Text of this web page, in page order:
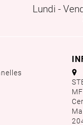
Lundi -
aaa